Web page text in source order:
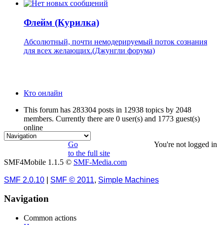
Флейм (Курилка)
Абсолютный, почти немодерируемый поток сознания
для всех желающих.(Джунгли форума)
Кто онлайн
This forum has 283304 posts in 12938 topics by 2048
members. Currently there are 0 user(s) and 1773 guest(s)
online
You're not logged in
Go
to the full site
SMF4Mobile 1.1.5 © SMF-Media.com
SMF 2.0.10 SMF © 2011, Simple Machines
Navigation
Common actions